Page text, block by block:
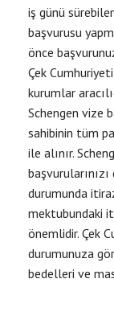
iş günü
başvurusu
önce
Çek
kurumlar
Schengen vize
sahibinin tüm
ile alınır.
durumunda
mektubundaki
önemlidir. Çek
durumunuza
bedelleri ve